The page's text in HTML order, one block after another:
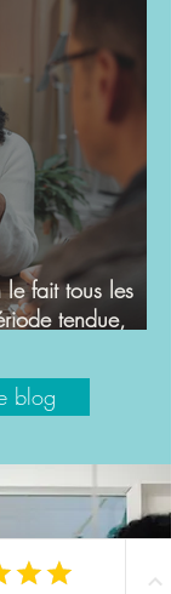
fait tous les
tendue,
blog